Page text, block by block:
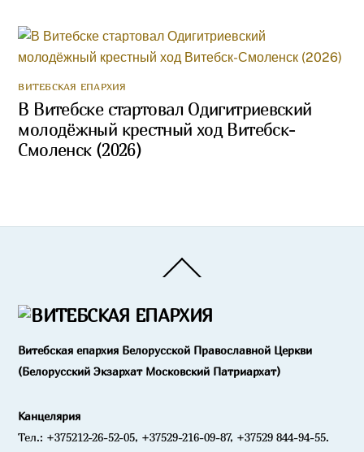
ВИТЕБСКАЯ ЕПАРХИЯ
В Витебске стартовал Одигитриевский
молодёжный крестный ход Витебск-
Смоленск (2026)
To
Витебская епархия Белорусской Православной Церкви
(Белорусский Экзархат Московский Патриархат)
Канцелярия
Тел.: +375212-26-52-05, +37529-216-09-87, +37529 844-94-55.